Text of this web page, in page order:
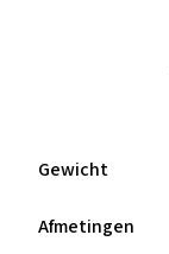
Gewicht
Afmetingen